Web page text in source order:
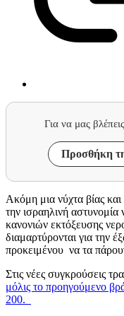
Για να μας
Προσθήκη
Ακόμη μια νύχτα βίας
την ισραηλινή
κανονιών εκτόξευσης
διαμαρτύρονται για την
προκειμένου να τα
Στις νέες συγκρούσεις
μόλις το προηγούμενο
200.